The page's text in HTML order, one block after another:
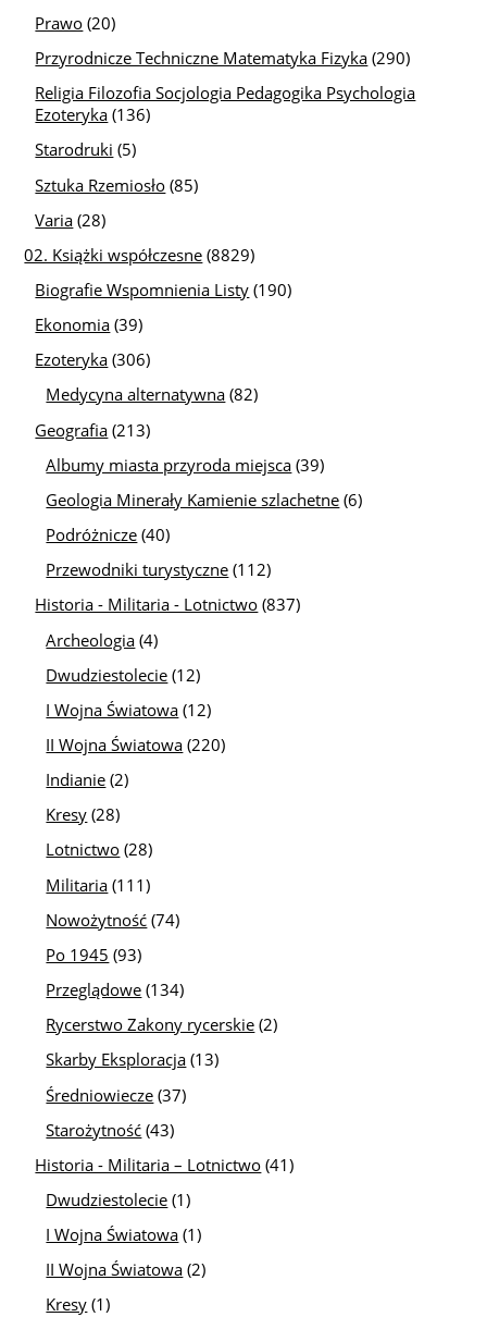
Prawo (20)
Przyrodnicze Techniczne Matematyka Fizyka (290)
Religia Filozofia Socjologia Pedagogika Psychologia
Ezoteryka (136)
Starodruki (5)
Sztuka Rzemiosło (85)
Varia (28)
02. Książki współczesne (8829)
Biografie Wspomnienia Listy (190)
Ekonomia (39)
Ezoteryka (306)
Medycyna alternatywna (82)
Geografia (213)
Albumy miasta przyroda miejsca (39)
Geologia Minerały Kamienie szlachetne (6)
Podróżnicze (40)
Przewodniki turystyczne (112)
Historia - Militaria - Lotnictwo (837)
Archeologia (4)
Dwudziestolecie (12)
I Wojna Światowa (12)
II Wojna Światowa (220)
Indianie (2)
Kresy (28)
Lotnictwo (28)
Militaria (111)
Nowożytność (74)
Po 1945 (93)
Przeglądowe (134)
Rycerstwo Zakony rycerskie (2)
Skarby Eksploracja (13)
Średniowiecze (37)
Starożytność (43)
Historia - Militaria – Lotnictwo (41)
Dwudziestolecie (1)
I Wojna Światowa (1)
II Wojna Światowa (2)
Kresy (1)